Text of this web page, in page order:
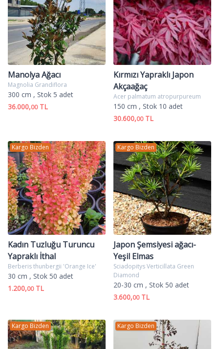
Manolya Ağacı
Magnolia Grandiflora
300 cm , Stok 5 adet
36.000,00TL
Kırmızı Yapraklı Japon
Akçaağaç
Acer palmatum atropurpureum
150 cm , Stok 10 adet
30.600,00TL
Kargo Bizden
Kadın Tuzluğu Turuncu
Yapraklı İthal
Berberis thunbergii 'Orange Ice'
30 cm , Stok 50 adet
1.200,00TL
Kargo Bizden
Japon Şemsiyesi ağacı-
Yeşil Elmas
Sciadopitys Verticillata Green
Diamond
20-30 cm , Stok 50 adet
3.600,00TL
Kargo Bizden Kargo Bizden